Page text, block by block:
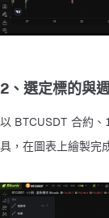
2、選定標的與
以 BTCUSDT 合約
具，在圖表上繪製完